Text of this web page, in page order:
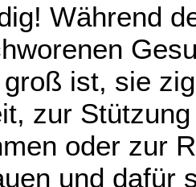
Während
ist, sie
zur
oder zur
und dafür